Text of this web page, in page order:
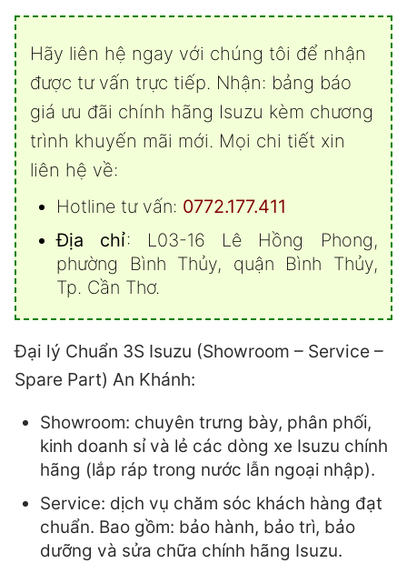
Hãy liên hệ ngay với chúng tôi để nhận
được tư vấn trực tiếp. Nhận: bảng báo
giá ưu đãi chính hãng Isuzu kèm chương
trình khuyến mãi mới. Mọi chi tiết xin
liên hệ về:
Hotline tư vấn: 0772.177.411
Địa chỉ: L03-16 Lê Hồng Phong,
phường Bình Thủy, quận Bình Thủy,
Tp. Cần Thơ.
Đại lý Chuẩn 3S Isuzu (Showroom – Service –
Spare Part) An Khánh:
Showroom: chuyên trưng bày, phân phối,
kinh doanh sỉ và lẻ các dòng xe Isuzu chính
hãng (lắp ráp trong nước lẫn ngoại nhập).
Service: dịch vụ chăm sóc khách hàng đạt
chuẩn. Bao gồm: bảo hành, bảo trì, bảo
dưỡng và sửa chữa chính hãng Isuzu.